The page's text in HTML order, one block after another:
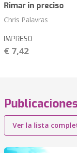
Rimar in preciso
Chris Palavras
IMPRESO
€ 7,42
Ver la lista